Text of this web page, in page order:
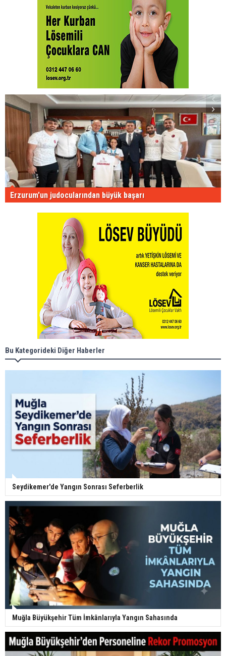
Erzurum'un judocularından büyük başarı
Bu Kategorideki Diğer Haberler
Seydikemer'de Yangın Sonrası Seferberlik
Muğla Büyükşehir Tüm İmkânlarıyla Yangın Sahasında